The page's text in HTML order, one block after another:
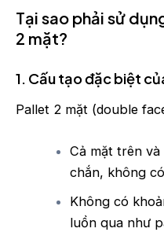
Tại sao phải sử
2 mặt?
1. Cấu tạo đặc biệt
Pallet 2 mặt (double
Cả mặt trên
chắn, không
Không có
luồn qua như